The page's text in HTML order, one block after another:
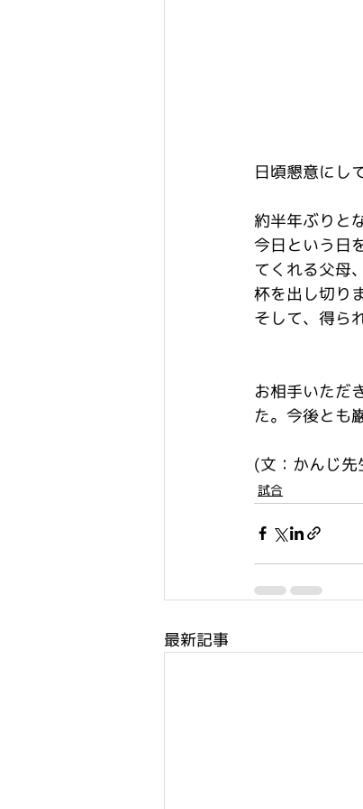
日頃懇意にし
約半年ぶりと
今日という日
てくれる父母
杯を出し切り
そして、得ら
お相手いただ
た。今後とも
(文：かんじ先
試合
最新記事